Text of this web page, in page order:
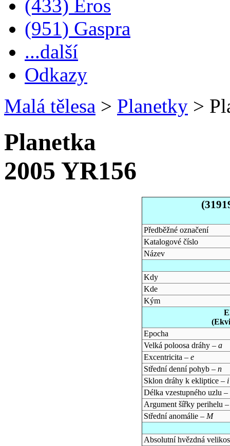
(433) Eros
(951) Gaspra
...další
Odkazy
Malá tělesa > Planetky >
Planetka
2005 YR156
Předběžné označení
Katalogové číslo
Název
Kdy
Kde
Kým
Epocha
Velká poloosa dráhy – a
Excentricita – e
Střední denní pohyb – n
Sklon dráhy k ekliptice – i
Délka vzestupného uzlu –
Argument šířky perihelu
Střední anomálie – M
Absolutní hvězdná